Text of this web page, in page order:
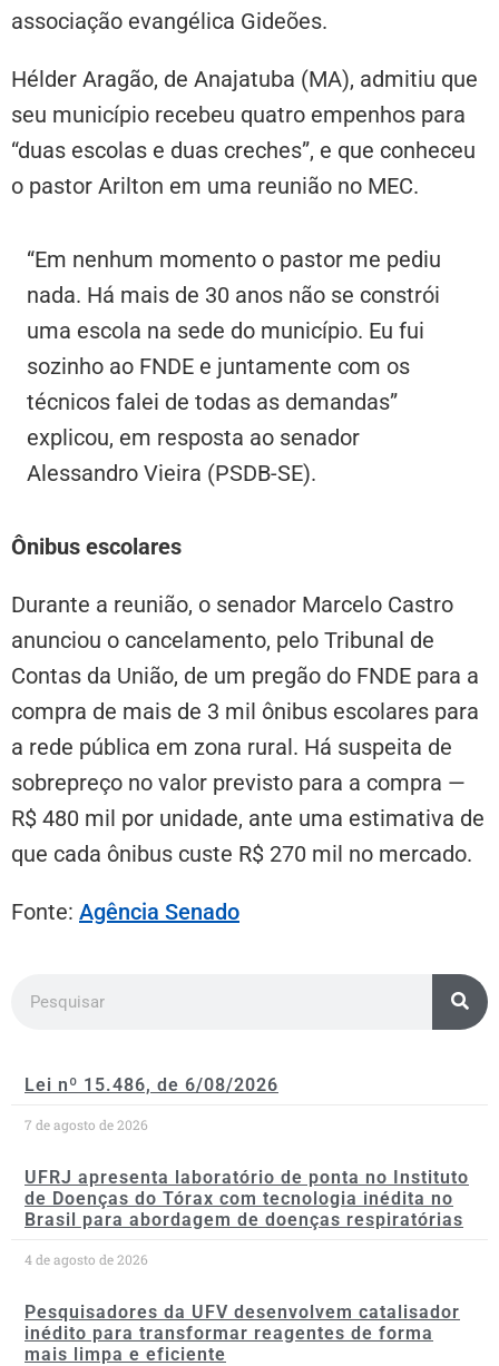
associação evangélica Gideões.
Hélder Aragão, de Anajatuba (MA), admitiu que
seu município recebeu quatro empenhos para
“duas escolas e duas creches”, e que conheceu
o pastor Arilton em uma reunião no MEC.
“Em nenhum momento o pastor me pediu
nada. Há mais de 30 anos não se constrói
uma escola na sede do município. Eu fui
sozinho ao FNDE e juntamente com os
técnicos falei de todas as demandas”
explicou, em resposta ao senador
Alessandro Vieira (PSDB-SE).
Ônibus escolares
Durante a reunião, o senador Marcelo Castro
anunciou o cancelamento, pelo Tribunal de
Contas da União, de um pregão do FNDE para a
compra de mais de 3 mil ônibus escolares para
a rede pública em zona rural. Há suspeita de
sobrepreço no valor previsto para a compra —
R$ 480 mil por unidade, ante uma estimativa de
que cada ônibus custe R$ 270 mil no mercado.
Fonte: Agência Senado
Lei nº 15.486, de 6/08/2026
7 de agosto de 2026
UFRJ apresenta laboratório de ponta no Instituto
de Doenças do Tórax com tecnologia inédita no
Brasil para abordagem de doenças respiratórias
4 de agosto de 2026
Pesquisadores da UFV desenvolvem catalisador
inédito para transformar reagentes de forma
mais limpa e eficiente